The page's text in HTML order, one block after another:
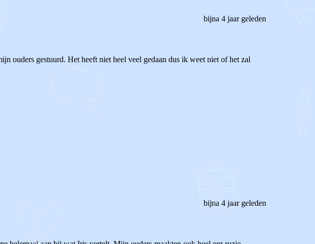
bijna 4 jaar geleden
ouders gestuurd. Het heeft niet heel veel gedaan dus ik weet niet of het zal
bijna 4 jaar geleden